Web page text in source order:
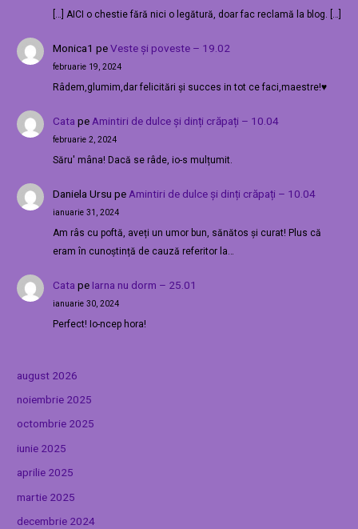
[…] AICI o chestie fără nici o legătură, doar fac reclamă la blog. […]
Monica1 peVeste și poveste – 19.02
februarie 19, 2024
Râdem,glumim,dar felicitări și succes in tot ce faci,maestre!♥️
Cata pe Amintiri de dulce și dinți crăpați – 10.04
februarie 2, 2024
Săru' mâna! Dacă se râde, io-s mulțumit.
Daniela Ursu pe Amintiri de dulce și dinți crăpați – 10.04
ianuarie 31, 2024
Am râs cu poftă, aveți un umor bun, sănătos și curat! Plus că
eram în cunoștință de cauză referitor la…
Cata pe Iarna nu dorm – 25.01
ianuarie 30, 2024
Perfect! Io-ncep hora!
august 2026
noiembrie 2025
octombrie 2025
iunie 2025
aprilie 2025
martie 2025
decembrie 2024